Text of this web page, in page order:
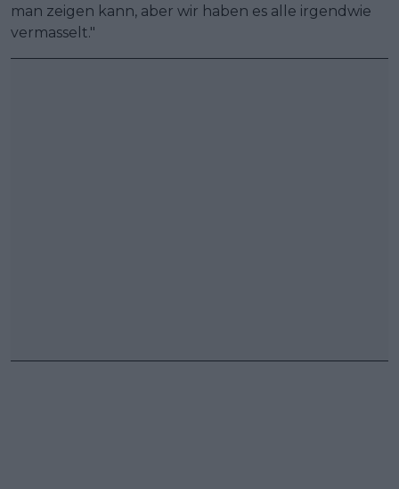
man zeigen kann, aber wir haben es alle irgendwie
vermasselt."